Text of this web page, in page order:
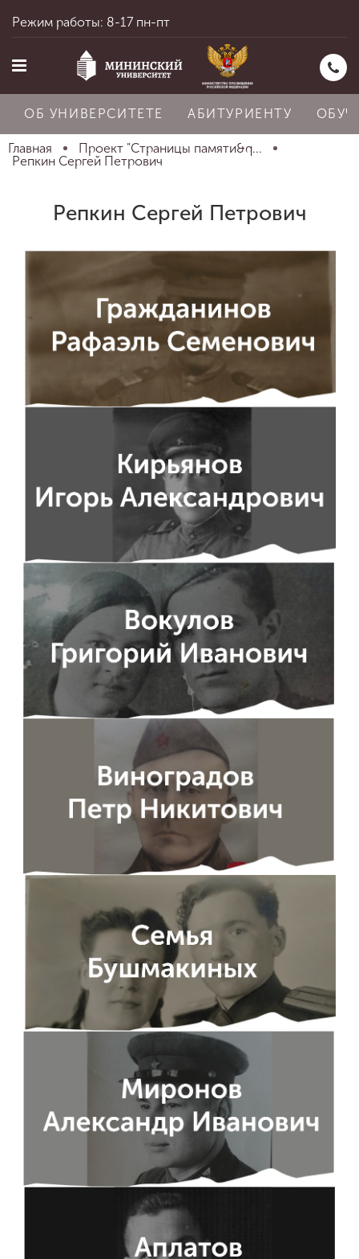
Об университете
Абитуриенту
Обучение
Наука
Международная
деятельность
Другие виды
деятельности
Студенческая жизнь
Сведения об
образовательной
организации
SPN CHI
комиссия
+7 (831) 262-26-20
Режим работы: 8-17 пн-пт
ОБ УНИВЕРСИТЕТЕ АБИТУРИЕНТУ
Главная
Проект "Страницы памяти&q...
Репкин Сергей Петрович
Репкин Сергей Петрович